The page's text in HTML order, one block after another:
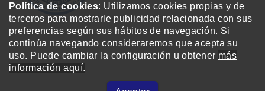
Política de cookies: Utilizamos cookies propias y de
terceros para mostrarle publicidad relacionada con sus
preferencias según sus hábitos de navegación. Si
continúa navegando consideraremos que acepta su
uso. Puede cambiar la configuración u obtener más
información aquí.